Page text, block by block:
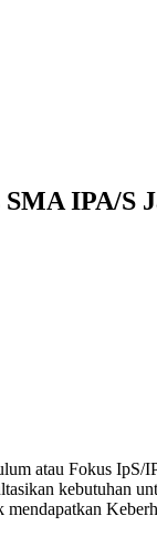
IPA/S
atau Fokus
kebutuhan